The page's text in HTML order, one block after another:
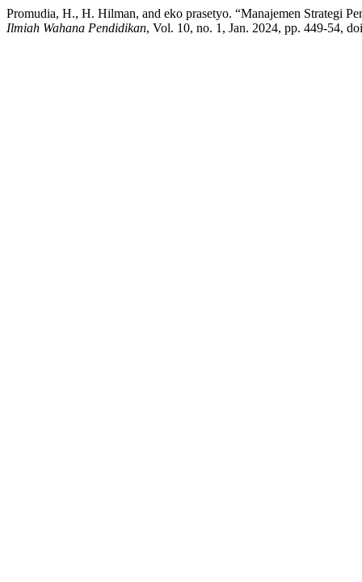
Promudia, H., H. Hilman, and eko prasetyo. “Manajemen Strategi
Ilmiah Wahana Pendidikan, Vol. 10, no. 1, Jan. 2024, pp. 449-54,